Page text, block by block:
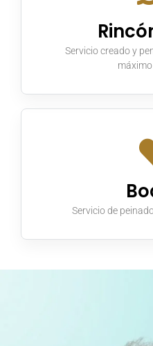
Servicio creado y
Servicio de